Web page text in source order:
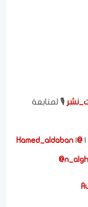
🎙️ لمتابعة
|
@Hamed_aldaban
|